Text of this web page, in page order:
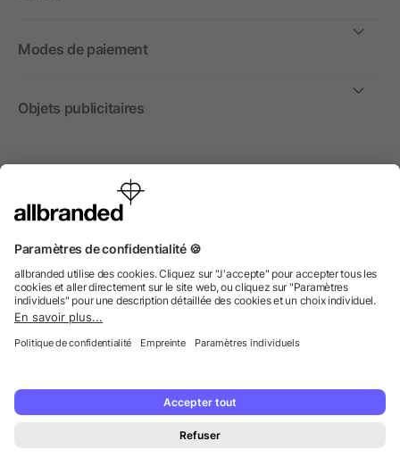
Modes de paiement
Objets publicitaires
International
Nous commercialisons nos objets publicitaires et articles
non aux personnes privées.